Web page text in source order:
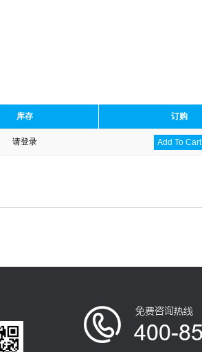
库存 订购
请登录 Add To Cart